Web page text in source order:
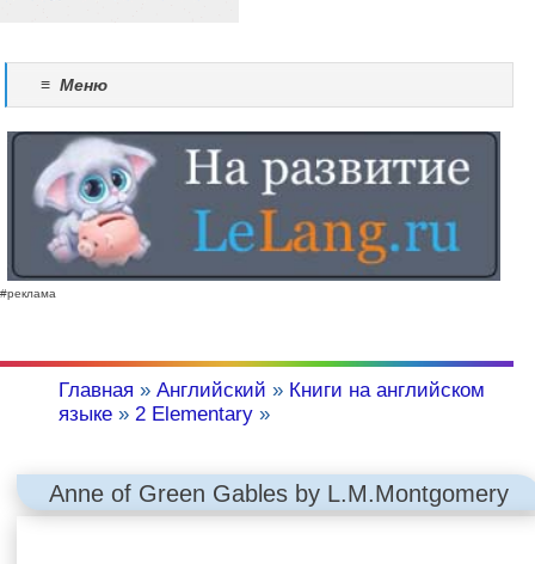
≡ Меню
#реклама
Главная »Английский » Книги на английском
языке »2 Elementary »
Anne of Green Gables by L.M.Montgomery